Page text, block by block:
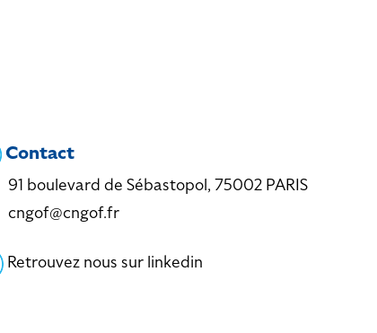
Contact
91 boulevard de Sébastopol, 75002 PARIS
cngof@cngof.fr
Retrouvez nous sur linkedin